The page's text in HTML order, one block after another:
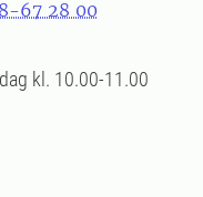
67 28 00
kl. 10.00-11.00